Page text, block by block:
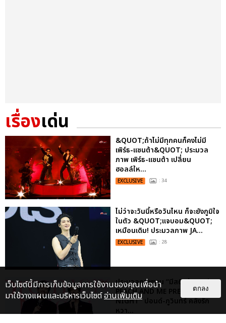
เรื่องเด่น
&QUOT;ถ้าไม่มีทุกคนก็คงไม่มี
เพิร์ธ-แซนต้า&QUOT; ประมวล
ภาพ เพิร์ธ-แซนต้า เปลี่ยน
ฮอลล์ให...
EXCLUSIVE : 34
ไม่ว่าจะวันนี้หรือวันไหน ก็จะยังภูมิใจ
ในตัว &QUOT;แจบอม&QUOT;
เหมือนเดิม! ประมวลภาพ JA...
EXCLUSIVE : 28
ประมวลภาพงาน “มีสติแล้วลูกพีช
PEACH AND ME PREMIERE
NIGHT” ปอนด์-ภูวินทร์ คลั่งรัก
หวา...
เว็บไซต์นี้มีการเก็บข้อมูลการใช้งานของคุณเพื่อนำ
มาใช้วางแผนและบริหารเว็บไซต์อ่านเพิ่มเติม
ตกลง